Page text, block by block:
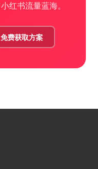
红书流量蓝海。
免费获取方案